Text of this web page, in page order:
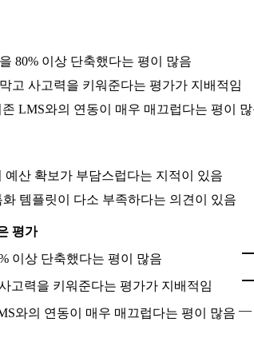
80% 이상 단축했다는 평이 많음
고 사고력을 키워준다는 평가가 지배적임
LMS와의 연동이 매우 매끄럽다는 평이 많
산 확보가 부담스럽다는 지적이 있음
템플릿이 다소 부족하다는 의견이 있음
평가
이상 단축했다는 평이 많음
고력을 키워준다는 평가가 지배적임
와의 연동이 매우 매끄럽다는 평이 많음 —